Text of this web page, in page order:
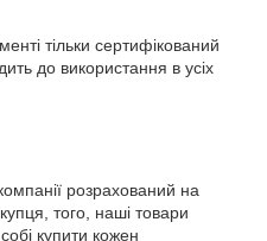
тільки сертифікований
до використання в усіх
розрахований на
того, наші товари
купити кожен